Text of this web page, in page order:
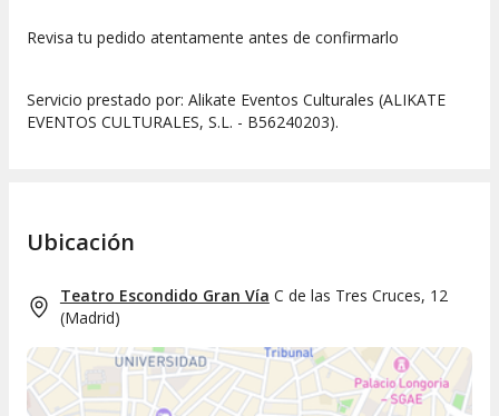
Revisa tu pedido atentamente antes de confirmarlo
Servicio prestado por: Alikate Eventos Culturales (ALIKATE
EVENTOS CULTURALES, S.L. - B56240203).
Ubicación
Teatro Escondido Gran Vía C de las Tres Cruces, 12
(Madrid)